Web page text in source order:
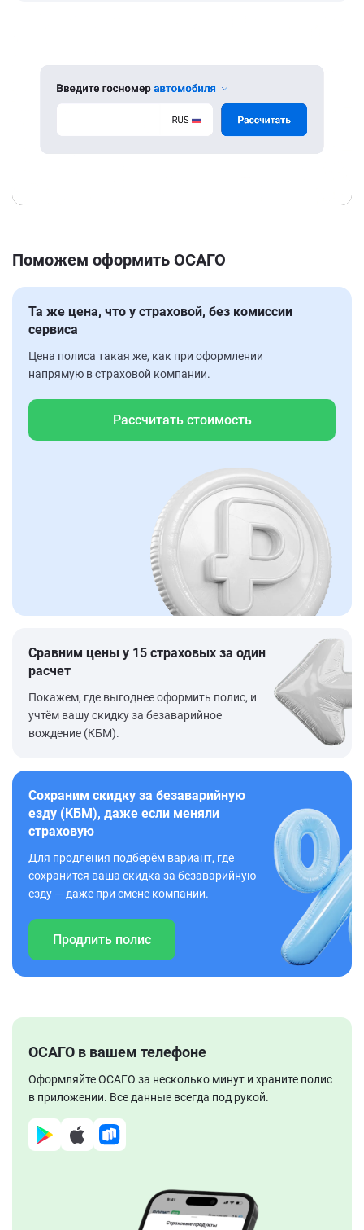
Поможем оформить ОСАГО
Та же цена, что у страховой, без комиссии
сервиса
Цена полиса такая же, как при оформлении
напрямую в страховой компании.
Рассчитать стоимость
Сравним цены у 15 страховых за один
расчет
Покажем, где выгоднее оформить полис, и
учтём вашу скидку за безаварийное
вождение (КБМ).
Сохраним скидку за безаварийную
езду (КБМ), даже если меняли
страховую
Для продления подберём вариант, где
сохранится ваша скидка за безаварийную
езду — даже при смене компании.
Продлить полис
ОСАГО в вашем телефоне
Оформляйте ОСАГО за несколько минут и храните полис
в приложении. Все данные всегда под рукой.